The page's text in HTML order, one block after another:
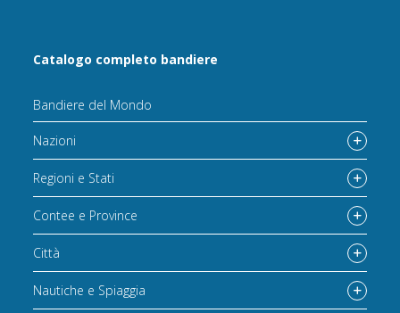
Catalogo completo bandiere
Bandiere del Mondo
Nazioni
Regioni e Stati
Contee e Province
Città
Nautiche e Spiaggia